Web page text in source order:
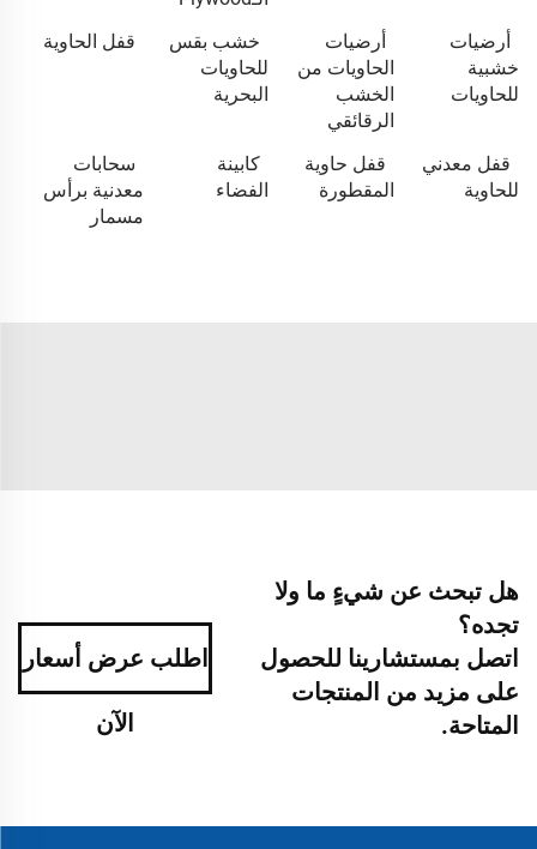
أرضيات
خشبية
للحاويات
أرضيات
الحاويات من
الخشب
الرقائقي
خشب بقس
للحاويات
البحرية
قفل الحاوية
قفل معدني
للحاوية
قفل حاوية
المقطورة
كابينة
الفضاء
سحابات
معدنية برأس
مسمار
هل تبحث عن شيءٍ ما ولا
تجده؟
اتصل بمستشارينا للحصول
على مزيد من المنتجات
المتاحة.
اطلب عرض أسعار
الآن